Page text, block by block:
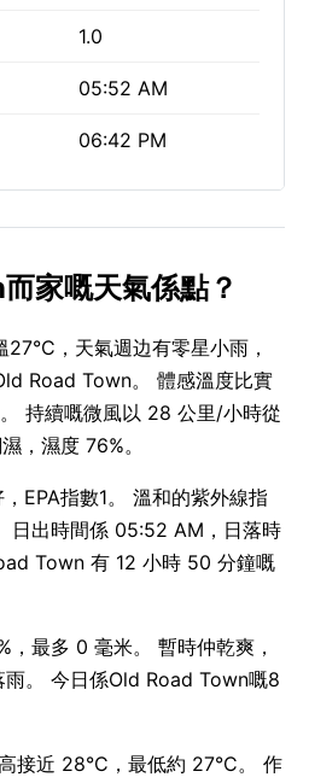
1.0
05:52 AM
06:42 PM
家嘅天氣係點？
，天氣週边有零星小雨，
Road Town。 體感溫度比實
持續嘅微風以 28 公里/小時從
，濕度 76%。
EPA指數1。 溫和的紫外線指
日出時間係 05:52 AM，日落時
Town 有 12 小時 50 分鐘嘅
最多 0 毫米。 暫時仲乾爽，
雨。 今日係Old Road Town嘅8
接近 28°C，最低約 27°C。 作